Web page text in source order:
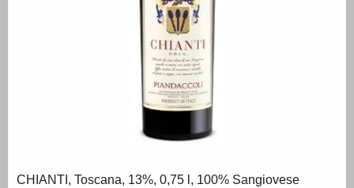
CHIANTI, Toscana, 13%, 0,75 l, 100% Sangiovese